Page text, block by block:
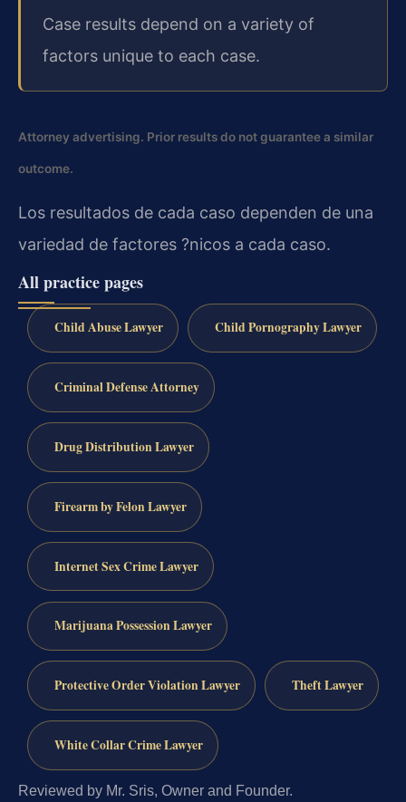
Case results depend on a variety of
factors unique to each case.
Attorney advertising. Prior results do not guarantee a similar
outcome.
Los resultados de cada caso dependen de una
variedad de factores ?nicos a cada caso.
All practice pages
Child Abuse Lawyer Child Pornography Lawyer
Criminal Defense Attorney
Drug Distribution Lawyer
Firearm by Felon Lawyer
Internet Sex Crime Lawyer
Marijuana Possession Lawyer
Protective Order Violation Lawyer Theft Lawyer
White Collar Crime Lawyer
Reviewed by Mr. Sris, Owner and Founder.